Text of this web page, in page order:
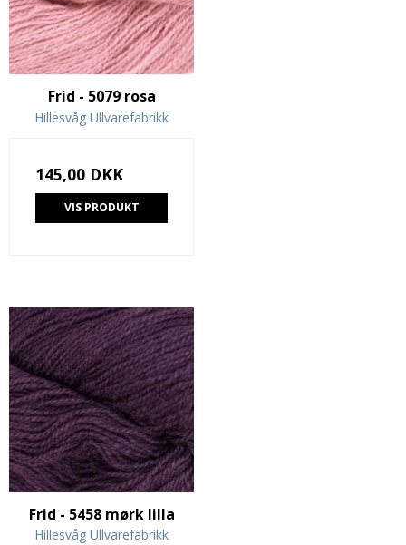
Frid - 5079 rosa
Hillesvåg Ullvarefabrikk
145,00 DKK
VIS PRODUKT
Frid - 5458 mørk lilla
Hillesvåg Ullvarefabrikk